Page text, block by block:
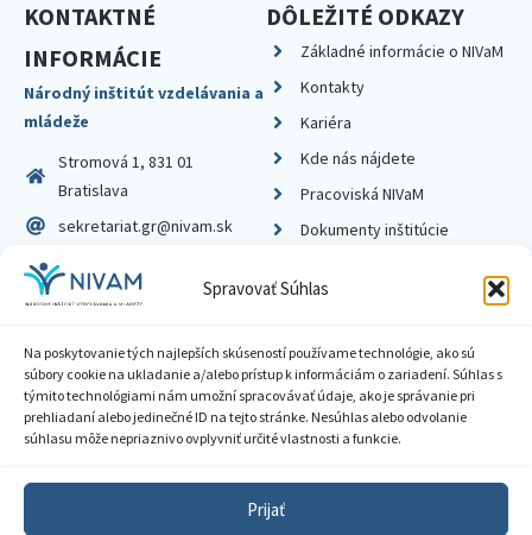
Spravovať Súhlas
Na poskytovanie tých najlepších skúseností používame technológie, ako sú
súbory cookie na ukladanie a/alebo prístup k informáciám o zariadení. Súhlas s
týmito technológiami nám umožní spracovávať údaje, ako je správanie pri
prehliadaní alebo jedinečné ID na tejto stránke. Nesúhlas alebo odvolanie
súhlasu môže nepriaznivo ovplyvniť určité vlastnosti a funkcie.
Prijať
KONTAKTNÉ
INFORMÁCIE
Národný inštitút vzdelávania a
mládeže
Stromová 1, 831 01
Bratislava
sekretariat.gr@nivam.sk
IČO: 00164348
DIČ: 2020798714
DÔLEŽITÉ ODKAZY
Základné informácie o NIVaM
Kontakty
Kariéra
Kde nás nájdete
Pracoviská NIVaM
Dokumenty inštitúcie
Zásady ochrany súkromia
Sprístupnenie informácií